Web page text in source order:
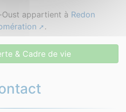
appartient à Redon
.
& Cadre de vie